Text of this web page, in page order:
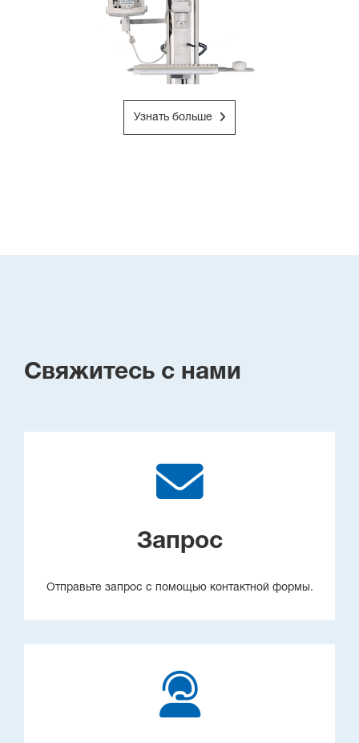
Узнать больше
Свяжитесь с нами
Запрос
Отправьте запрос с помощью контактной формы.